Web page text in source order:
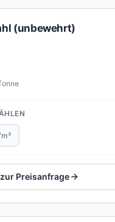
(unbewehrt)
Preisanfrage